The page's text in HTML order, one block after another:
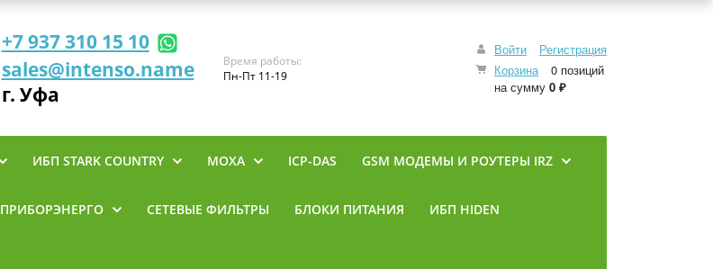
Войти
Регистрация
Корзина
0 позиций
на сумму 0 ₽
+7 937 310 15 10
sales@intenso.name
г. Уфа
Время работы:
Пн-Пт 11-19
ИБП STARK COUNTRY MOXA ICP-DAS GSM МОДЕМЫ И РОУТЕРЫ IRZ
ПРИБОРЭНЕРГО СЕТЕВЫЕ ФИЛЬТРЫ БЛОКИ ПИТАНИЯ ИБП HIDEN